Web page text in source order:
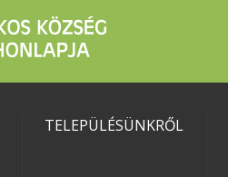
TELEPÜLÉSÜNKRŐL